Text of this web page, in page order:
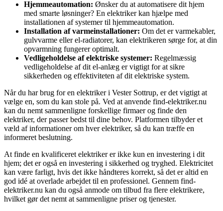
Hjemmeautomation: Ønsker du at automatisere dit hjem
med smarte løsninger? En elektriker kan hjælpe med
installationen af systemer til hjemmeautomation.
Installation af varmeinstallationer: Om det er varmekabler,
gulvvarme eller el-radiatorer, kan elektrikeren sørge for, at din
opvarmning fungerer optimalt.
Vedligeholdelse af elektriske systemer: Regelmæssig
vedligeholdelse af dit el-anlæg er vigtigt for at sikre
sikkerheden og effektiviteten af dit elektriske system.
Når du har brug for en elektriker i Vester Sottrup, er det vigtigt at
vælge en, som du kan stole på. Ved at anvende find-elektriker.nu
kan du nemt sammenligne forskellige firmaer og finde den
elektriker, der passer bedst til dine behov. Platformen tilbyder et
væld af informationer om hver elektriker, så du kan træffe en
informeret beslutning.
At finde en kvalificeret elektriker er ikke kun en investering i dit
hjem; det er også en investering i sikkerhed og tryghed. Elektricitet
kan være farligt, hvis det ikke håndteres korrekt, så det er altid en
god idé at overlade arbejdet til en professionel. Gennem find-
elektriker.nu kan du også anmode om tilbud fra flere elektrikere,
hvilket gør det nemt at sammenligne priser og tjenester.